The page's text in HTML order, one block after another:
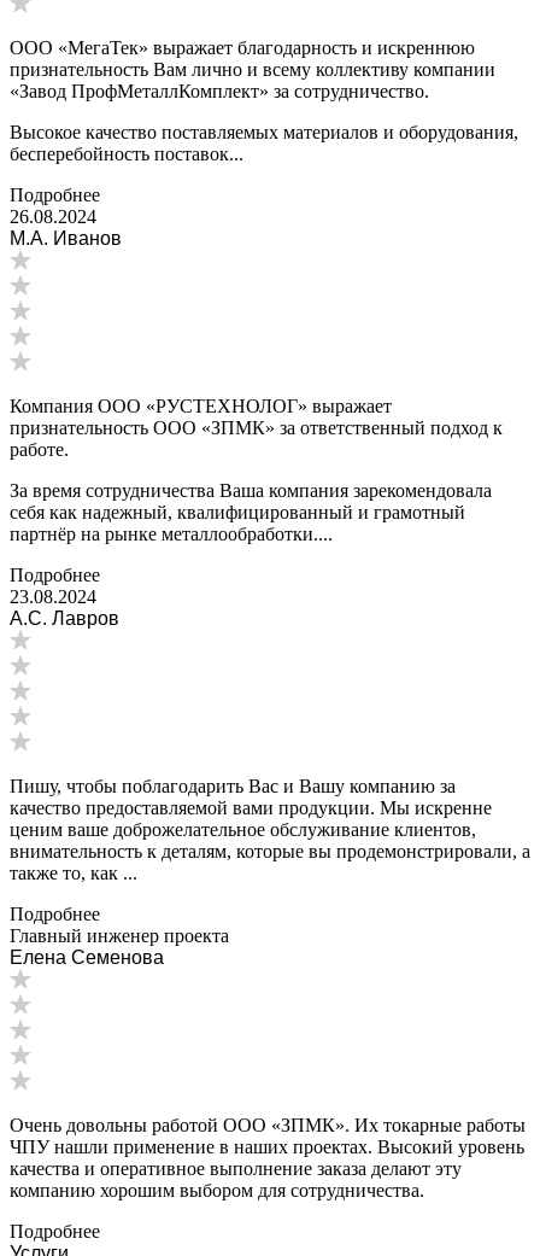
ООО «МегаТек» выражает благодарность и искреннюю
признательность Вам лично и всему коллективу компании
«Завод ПрофМеталлКомплект» за сотрудничество.
Высокое качество поставляемых материалов и оборудования,
бесперебойность поставок...
Подробнее
26.08.2024
М.А. Иванов
Компания ООО «РУСТЕХНОЛОГ» выражает
признательность ООО «ЗПМК» за ответственный подход к
работе.
За время сотрудничества Ваша компания зарекомендовала
себя как надежный, квалифицированный и грамотный
партнёр на рынке металлообработки....
Подробнее
23.08.2024
А.С. Лавров
Пишу, чтобы поблагодарить Вас и Вашу компанию за
качество предоставляемой вами продукции. Мы искренне
ценим ваше доброжелательное обслуживание клиентов,
внимательность к деталям, которые вы продемонстрировали, а
также то, как ...
Подробнее
Главный инженер проекта
Елена Семенова
Очень довольны работой ООО «ЗПМК». Их токарные работы
ЧПУ нашли применение в наших проектах. Высокий уровень
качества и оперативное выполнение заказа делают эту
компанию хорошим выбором для сотрудничества.
Подробнее